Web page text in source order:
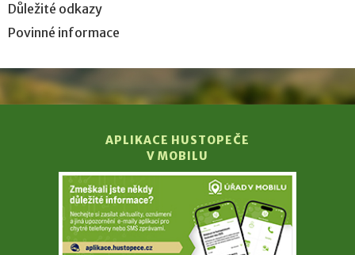
Důležité odkazy
Povinné informace
APLIKACE HUSTOPEČE
V MOBILU